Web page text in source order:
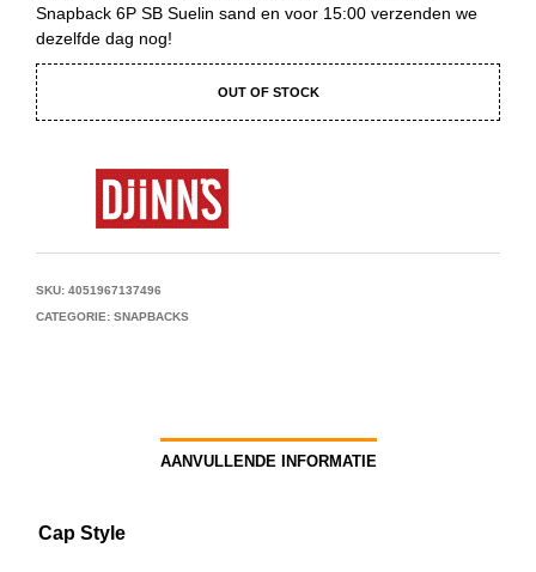
Snapback 6P SB Suelin sand en voor 15:00 verzenden we
dezelfde dag nog!
OUT OF STOCK
SKU: 4051967137496
CATEGORIE: SNAPBACKS
AANVULLENDE INFORMATIE
Cap Style